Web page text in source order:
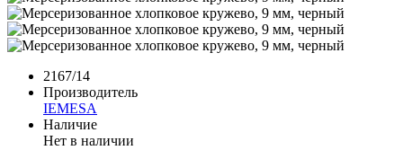
2167/14
Производитель
IEMESA
Наличие
Нет в наличии